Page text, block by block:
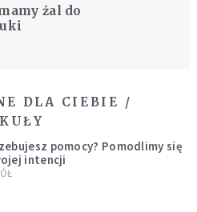
żal do
DLA CIEBIE /
pomocy? Pomodlimy się
intencji